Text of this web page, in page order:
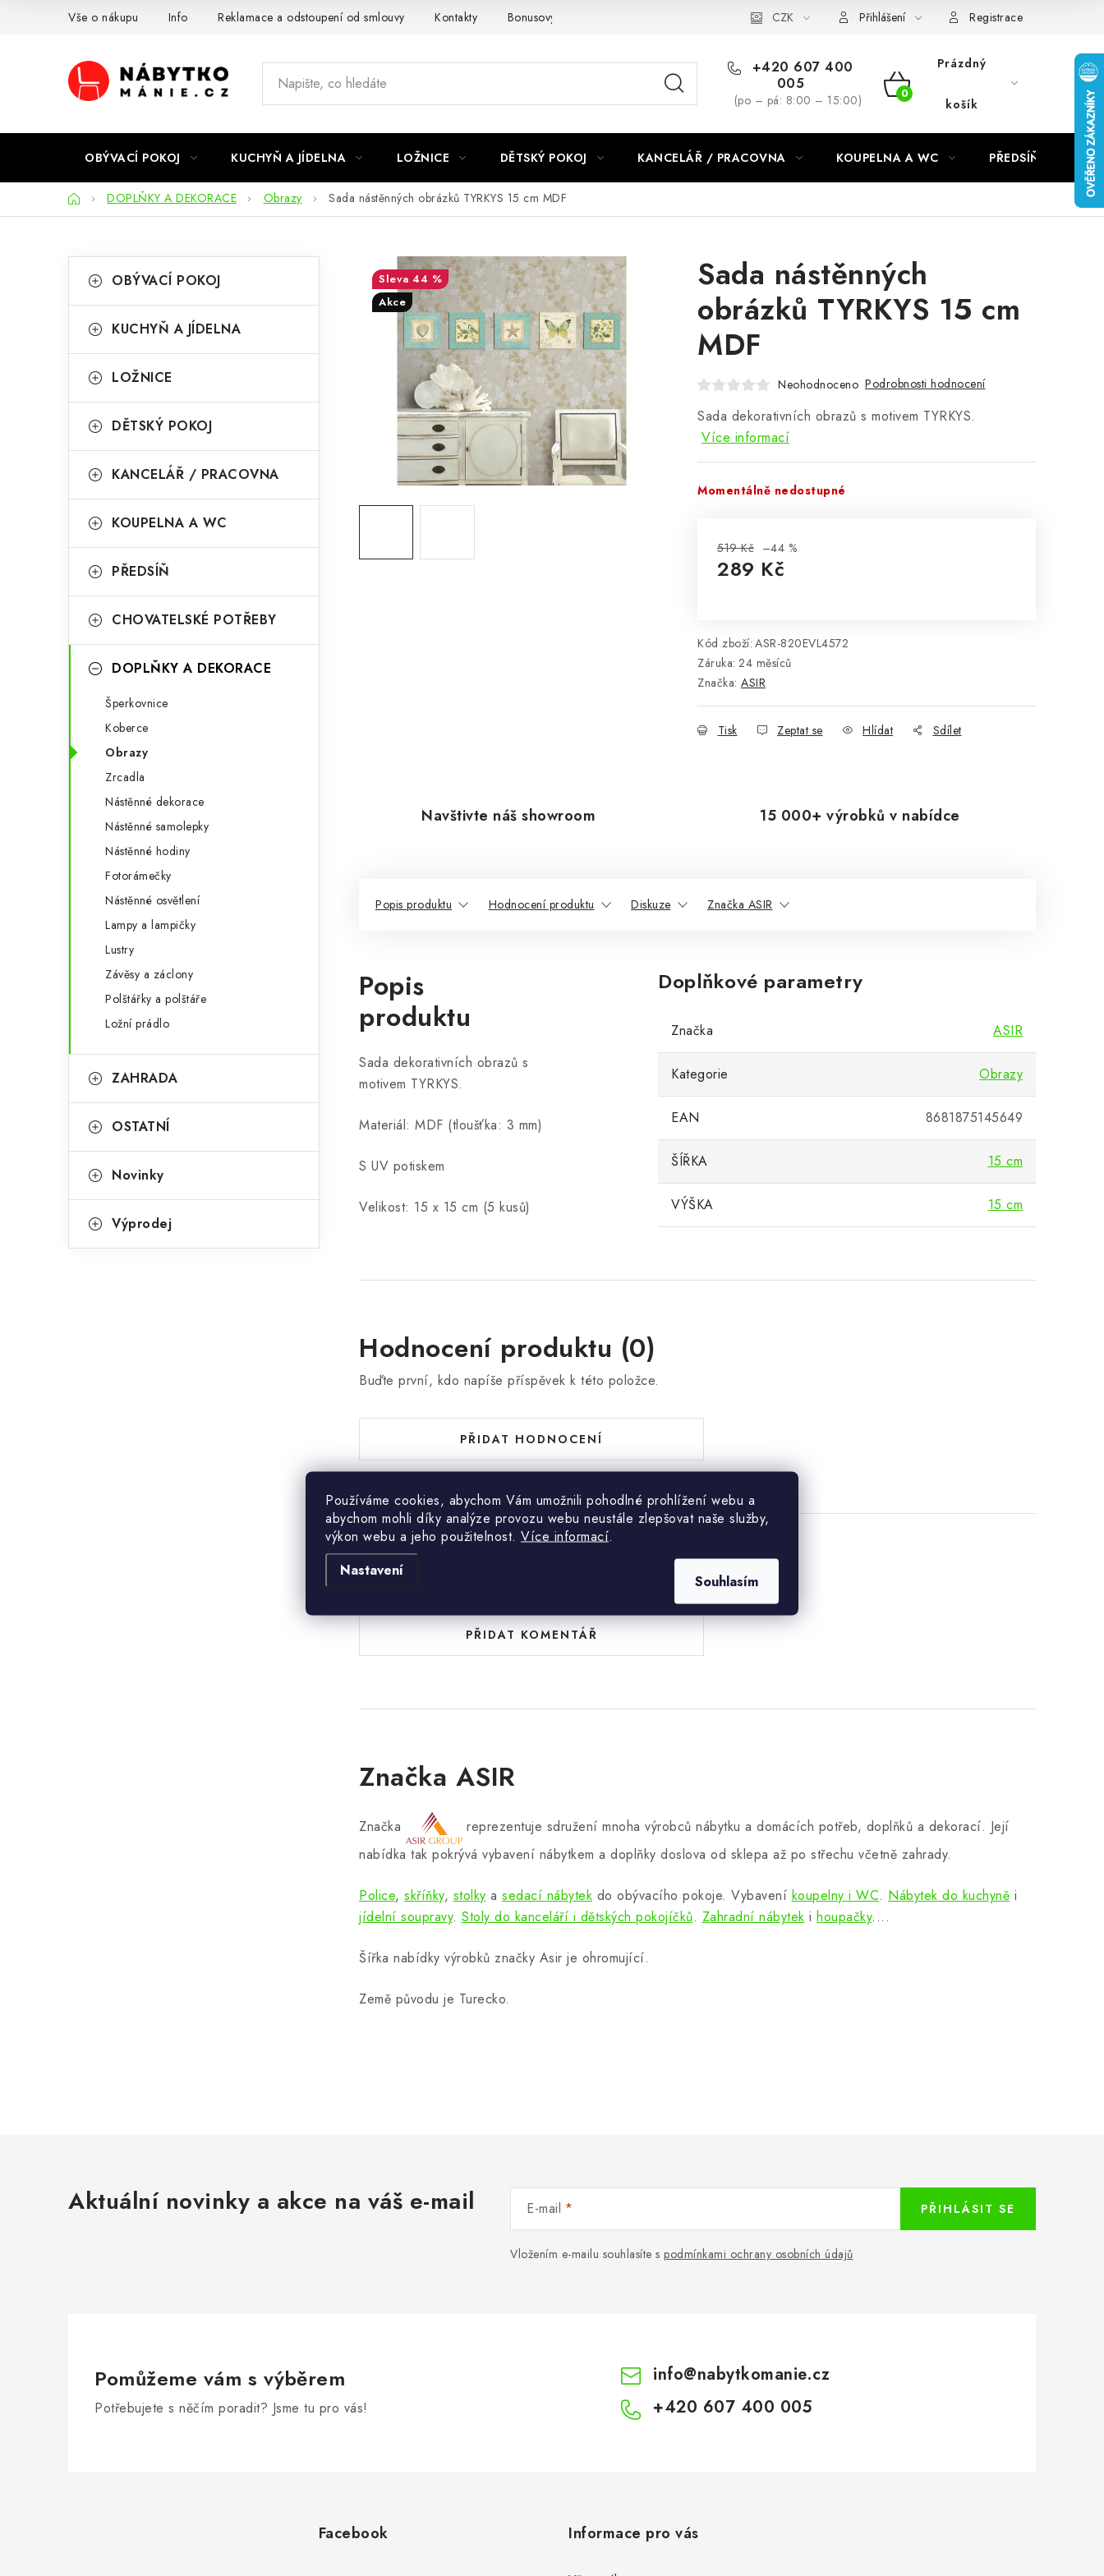
Používáme cookies, abychom Vám umožnili pohodlné prohlížení webu a
abychom mohli díky analýze provozu webu neustále zlepšovat naše služby,
výkon webu a jeho použitelnost. Více informací.
Nastavení
Souhlasím
Vše o nákupu Info Reklamace a odstoupení od smlouvy Kontakty Bonusový program NBM+ CZK Přihlášení Registrace
+420 607 400
005
(po – pá: 8:00 – 15:00)
NÁKUPNÍ
Prázdný
košík
OBÝVACÍ POKOJ KUCHYŇ A JÍDELNA LOŽNICE DĚTSKÝ POKOJ KANCELÁŘ / PRACOVNA KOUPELNA A WC PŘEDSÍŇ
DomůDOPLŇKY A DEKORACE Obrazy Sada nástěnných obrázků TYRKYS 15 cm MDF
o
t
r
n
n
p
e
kategorie
a
e
o
i
OBÝVACÍ POKOJ
KUCHYŇ A JÍDELNA
LOŽNICE
DĚTSKÝ POKOJ
KANCELÁŘ / PRACOVNA
KOUPELNA A WC
PŘEDSÍŇ
CHOVATELSKÉ POTŘEBY
DOPLŇKY A DEKORACE
Šperkovnice
Koberce
Obrazy
Zrcadla
Nástěnné dekorace
Nástěnné samolepky
Nástěnné hodiny
Fotorámečky
Nástěnné osvětlení
Lampy a lampičky
Lustry
Závěsy a záclony
Polštářky a polštáře
Ložní prádlo
ZAHRADA
OSTATNÍ
Novinky
Výprodej
Sada nástěnných
obrázků TYRKYS 15 cm
MDF
Neohodnoceno Podrobnosti hodnocení
Sada dekorativních obrazů s motivem TYRKYS.
Více informací
Momentálně nedostupné
519 Kč –44 %
289 Kč
Kód zboží: ASR-820EVL4572
Záruka: 24 měsíců
Značka: ASIR
Tisk Zeptat se Hlídat Sdílet
44 %
Akce
Navštivte náš showroom 15 000+ výrobků v nabídce
Popis produktu Hodnocení produktu Diskuze Značka ASIR
Popis
produktu
Sada dekorativních obrazů s
motivem TYRKYS.
Materiál: MDF (tloušťka: 3 mm)
S UV potiskem
Velikost: 15 x 15 cm (5 kusů)
Doplňkové parametry
Značka ASIR
Kategorie Obrazy
EAN 8681875145649
ŠÍŘKA 15 cm
VÝŠKA 15 cm
Hodnocení produktu (0)
Buďte první, kdo napíše příspěvek k této položce.
PŘIDAT HODNOCENÍ
Buďte první, kdo napíše příspěvek k této položce.
PŘIDAT KOMENTÁŘ
Značka ASIR
Značka
reprezentuje sdružení mnoha výrobců nábytku a domácích potřeb, doplňků a dekorací. Její
nabídka tak pokrývá vybavení nábytkem a doplňky doslova od sklepa až po střechu včetně zahrady.
Police, skříňky, stolky a sedací nábytek do obývacího pokoje. Vybavení koupelny i WC. Nábytek do kuchyně i
jídelní soupravy. Stoly do kanceláří i dětských pokojíčků. Zahradní nábytek i houpačky....
Šířka nabídky výrobků značky Asir je ohromující.
Země původu je Turecko.
Aktuální novinky a akce na váš e-mail E-mail
Vložením e-mailu souhlasíte s podmínkami ochrany osobních údajů
PŘIHLÁSIT SE
Pomůžeme vám s výběrem
Potřebujete s něčím poradit? Jsme tu pro vás!
info@nabytkomanie.cz
+420 607 400 005
Facebook Informace pro vás